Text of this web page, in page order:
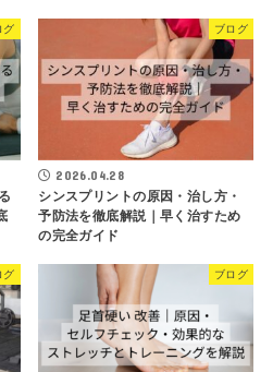
グ ブログ
2026.04.28
シンスプリントの原因・治し方・
予防法を徹底解説｜早く治すため
の完全ガイド
グ ブログ